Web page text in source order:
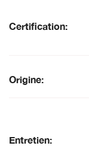
Certification:
Origine:
Entretien: